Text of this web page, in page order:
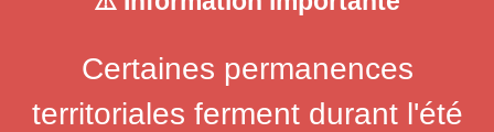
Certaines permanences
territoriales ferment durant l'été